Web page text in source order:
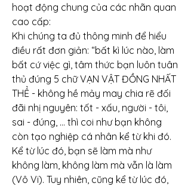
hoạt động chung của các nhãn quan
cao cấp:
Khi chúng ta đủ thông minh để hiểu
điều rất đơn giản: “bất kì lúc nào, làm
bất cứ việc gì, tâm thức bạn luôn tuân
thủ đúng 5 chữ VẠN VẬT ĐỒNG NHẤT
THỂ - không hề mảy may chia rẽ đối
đãi nhị nguyên: tốt - xấu, người - tôi,
sai - đúng, … thì coi như bạn không
còn tạo nghiệp cá nhân kể từ khi đó.
Kể từ lúc đó, bạn sẽ làm mà như
không làm, không làm mà vẫn là làm
(Vô Vi). Tuy nhiên, cũng kể từ lúc đó,